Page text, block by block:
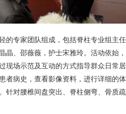
专家团队组成，包括脊柱专业组主
晶、邵薇薇，护士宋雅玲。活动依始
现场示范及互动的方式指导群众日常
者病史，查看影像资料，进行详细的
针对腰椎间盘突出、脊柱侧弯、骨质